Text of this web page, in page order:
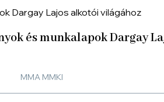
és munkalapok Dargay
MMA MMKI